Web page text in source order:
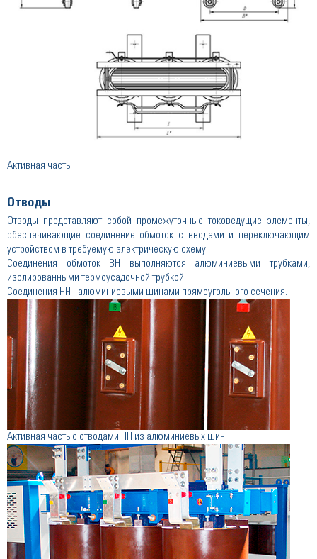
Активная часть
Отводы
Отводы представляют собой промежуточные токоведущие элементы,
обеспечивающие соединение обмоток с вводами и переключающим
устройством в требуемую электрическую схему.
Соединения обмоток ВН выполняются алюминиевыми трубками,
изолированными термоусадочной трубкой.
Соединения НН - алюминиевыми шинами прямоугольного сечения.
Активная часть с отводами НН из алюминиевых шин